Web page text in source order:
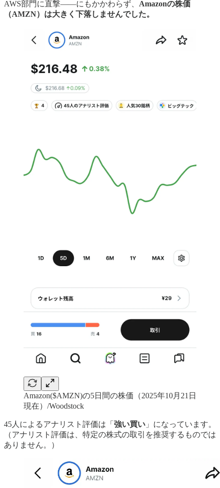
AWS部門に直撃——にもかかわらず、 Amazonの株価
（AMZN）は大きく下落しませんでした。
Amazon($AMZN)の5日間の株価（2025年10月21日
現在）/Woodstock
45人によるアナリスト評価は「 強い買い 」になっています。
（アナリスト評価は、特定の株式の取引を推奨するものでは
ありません。）